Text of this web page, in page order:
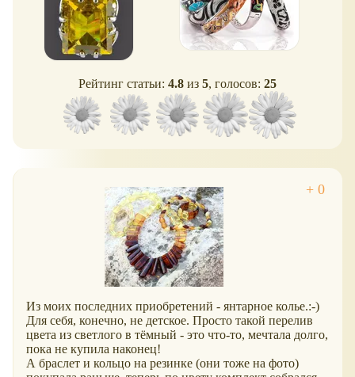
Рейтинг статьи: 4.8 из 5, голосов: 25
Из моих последних приобретений - янтарное колье.:-)
Для себя, конечно, не детское. Просто такой перелив
цвета из светлого в тёмный - это что-то, мечтала долго,
пока не купила наконец!
А браслет и кольцо на резинке (они тоже на фото)